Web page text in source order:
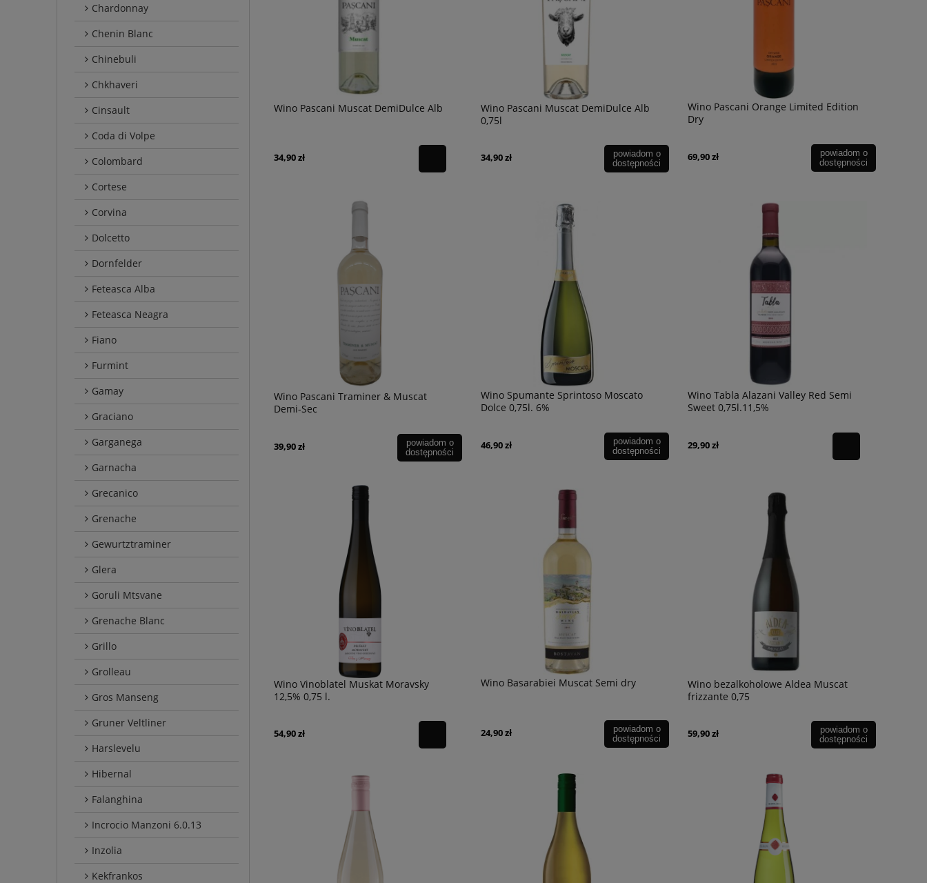
Chardonnay
Chenin Blanc
Chinebuli
Chkhaveri
Cinsault
Coda di Volpe
Colombard
Cortese
Corvina
Dolcetto
Dornfelder
Feteasca Alba
Feteasca Neagra
Fiano
Furmint
Gamay
Graciano
Garganega
Garnacha
Grecanico
Grenache
Gewurtztraminer
Glera
Goruli Mtsvane
Grenache Blanc
Grillo
Grolleau
Gros Manseng
Gruner Veltliner
Harslevelu
Hibernal
Falanghina
Incrocio Manzoni 6.0.13
Inzolia
Kekfrankos
Wino Pascani Muscat DemiDulce Alb
34,90 zł
Wino Pascani Muscat DemiDulce Alb
0,75l
34,90 zł
powiadom o
dostępności
Wino Pascani Orange Limited Edition
Dry
69,90 zł
powiadom o
dostępności
Wino Pascani Traminer & Muscat
Demi-Sec
39,90 zł
powiadom o
dostępności
Wino Spumante Sprintoso Moscato
Dolce 0,75l. 6%
46,90 zł
powiadom o
dostępności
Wino Tabla Alazani Valley Red Semi
Sweet 0,75l.11,5%
29,90 zł
Wino Vinoblatel Muskat Moravsky
12,5% 0,75 l.
54,90 zł
Wino Basarabiei Muscat Semi dry
24,90 zł
powiadom o
dostępności
Wino bezalkoholowe Aldea Muscat
frizzante 0,75
59,90 zł
powiadom o
dostępności